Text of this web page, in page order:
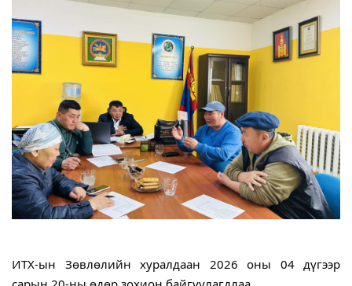
ИТХ-ын Зөвлөлийн хуралдаан 2026 оны 04 дүгээр